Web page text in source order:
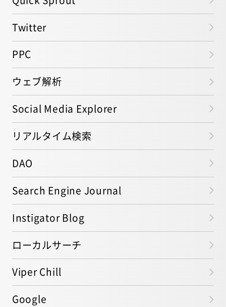
Twitter
PPC
ウェブ解析
Social Media Explorer
リアルタイム検索
DAO
Search Engine Journal
Instigator Blog
ローカルサーチ
Viper Chill
Google